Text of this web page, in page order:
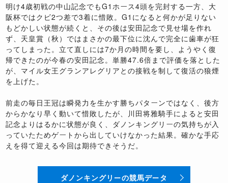
明け4歳初戦の中山記念でもG1ホース4頭を完封する一方、大
阪杯ではクビ2つ差で3着に惜敗。G1になると何かが足りない
もどかしい状態が続くと、その後は安田記念で見せ場を作れ
ず、天皇賞（秋）ではまさかの最下位に沈んで完全に歯車が狂
ってしまった。立て直しには7か月の時間を要し、ようやく復
帰できたのが今春の安田記念。単勝47.6倍まで評価を落とした
が、マイル女王グランアレグリアとの接戦を制して復活の狼煙
を上げた。
前走の毎日王冠は瞬発力を生かす勝ちパターンではなく、後方
からかなり早く動いて惜敗したが、川田将雅騎手によると安田
記念よりはるかに状態が良く、ダノンキングリーの気持ちが入
っていたためゲートから出していけなかった結果。確かな手応
えを得て迎える今回は期待できそうだ。
ダノンキングリーの競馬データ